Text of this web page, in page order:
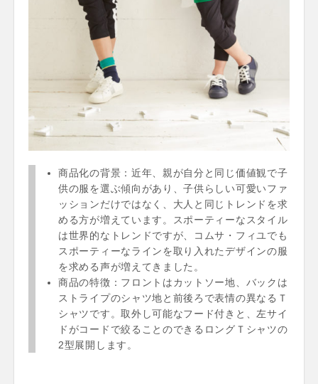
商品化の背景：近年、親が自分と同じ価値観で子
供の服を選ぶ傾向があり、子供らしい可愛いファ
ッションだけではなく、大人と同じトレンドを求
める方が増えています。スポーティーなスタイル
は世界的なトレンドですが、コムサ・フィユでも
スポーティーなラインを取り入れたデザインの服
を求める声が増えてきました。
商品の特徴：フロントはカットソー地、バックは
ストライプのシャツ地と前後ろで表情の異なるＴ
シャツです。取外し可能なフード付きと、左サイ
ドがコードで絞ることのできるロングＴシャツの
2型展開します。